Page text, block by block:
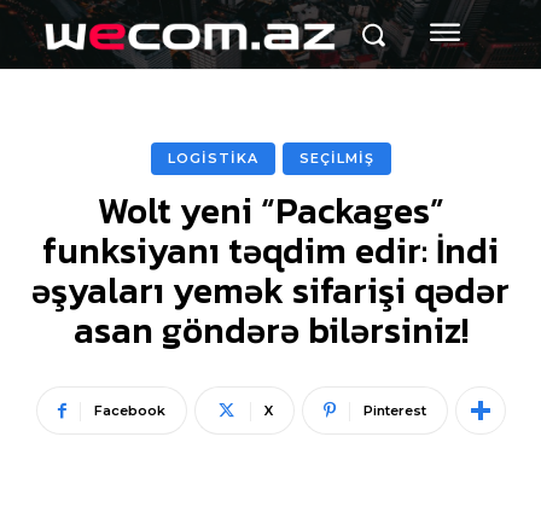
LOGİSTİKA SEÇİLMİŞ
Wolt yeni “Packages”
funksiyanı təqdim edir: İndi
əşyaları yemək sifarişi qədər
asan göndərə bilərsiniz!
Facebook X Pinterest